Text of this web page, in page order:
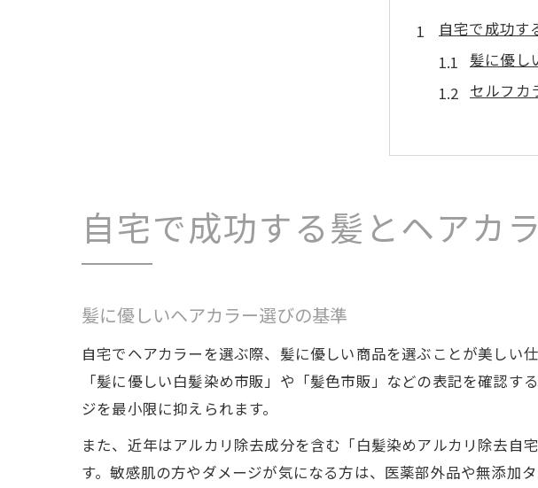
自宅で成功す
髪に優し
セルフカ
髪の仕
トリート
手軽に叶える
髪を傷め
髪とヘ
トリー
自宅で成功する髪とヘアカ
髪に優しいヘアカラー選びの基準
自宅でヘアカラーを選ぶ際、髪に優しい商品を選ぶことが美しい
「髪に優しい白髪染め市販」や「髪色市販」などの表記を確認
ジを最小限に抑えられます。
また、近年はアルカリ除去成分を含む「白髪染めアルカリ除去自
す。敏感肌の方やダメージが気になる方は、医薬部外品や無添加